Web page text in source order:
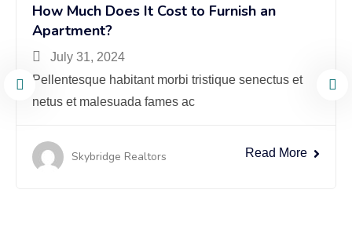
Buy Home
How Much Does It Cost to Furnish an
Apartment?
July 31, 2024
Pellentesque habitant morbi tristique senectus et
netus et malesuada fames ac
Skybridge Realtors Read More